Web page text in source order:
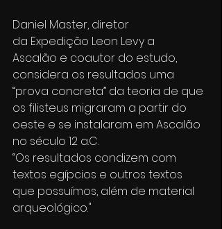
Daniel Master, diretor
da Expedição Leon Levy a
Ascalão e coautor do estudo,
considera os resultados uma
“prova concreta” da teoria de que
os filisteus migraram a partir do
oeste e se instalaram em Ascalão
no século 12 a.C.
“Os resultados condizem com
textos egípcios e outros textos
que possuímos, além de material
arqueológico."